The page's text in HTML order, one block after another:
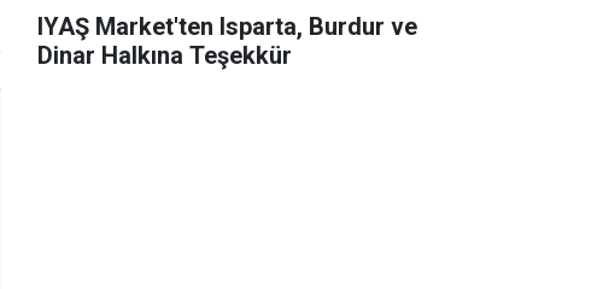
IYAŞ Market'ten Isparta, Burdur ve
Dinar Halkına Teşekkür